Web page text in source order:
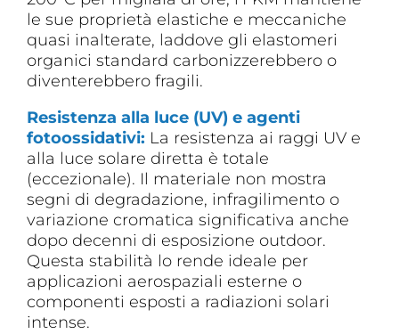
le sue proprietà elastiche e meccaniche
quasi inalterate, laddove gli elastomeri
organici standard carbonizzerebbero o
diventerebbero fragili.
Resistenza alla luce (UV) e agenti
fotoossidativi: La resistenza ai raggi UV e
alla luce solare diretta è totale
(eccezionale). Il materiale non mostra
segni di degradazione, infragilimento o
variazione cromatica significativa anche
dopo decenni di esposizione outdoor.
Questa stabilità lo rende ideale per
applicazioni aerospaziali esterne o
componenti esposti a radiazioni solari
intense.